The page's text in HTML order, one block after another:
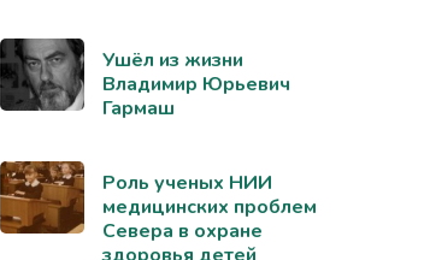
Ушёл из жизни
Владимир Юрьевич
Гармаш
Роль ученых НИИ
медицинских проблем
Севера в охране